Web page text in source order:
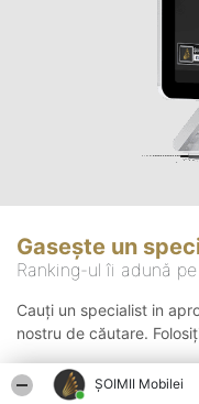
ȘOIMII Mobilei
Gasește un
Ranking-ul îi adună
Cauți un specialist in
nostru de căutare.